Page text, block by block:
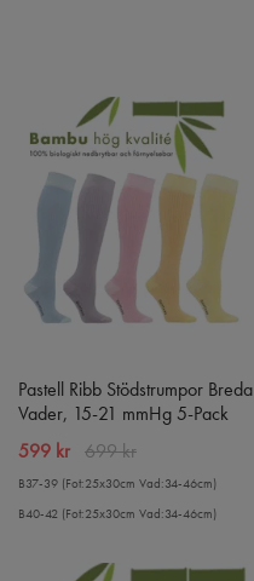
Pastell Ribb Stödstrumpor Breda
Vader, 15-21 mmHg 5-Pack
599 kr 699 kr
B37-39 (Fot:25x30cm Vad:34-46cm)
B40-42 (Fot:25x30cm Vad:34-46cm)